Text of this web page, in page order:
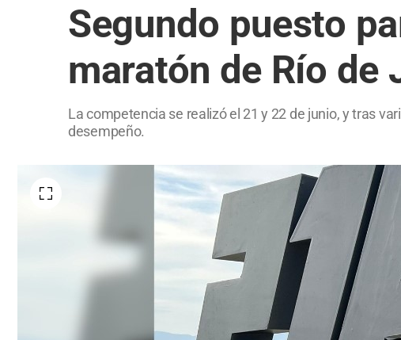
Segundo puesto
maratón de Río de
La competencia se realizó el 21 y 22 de junio, y tras
desempeño.